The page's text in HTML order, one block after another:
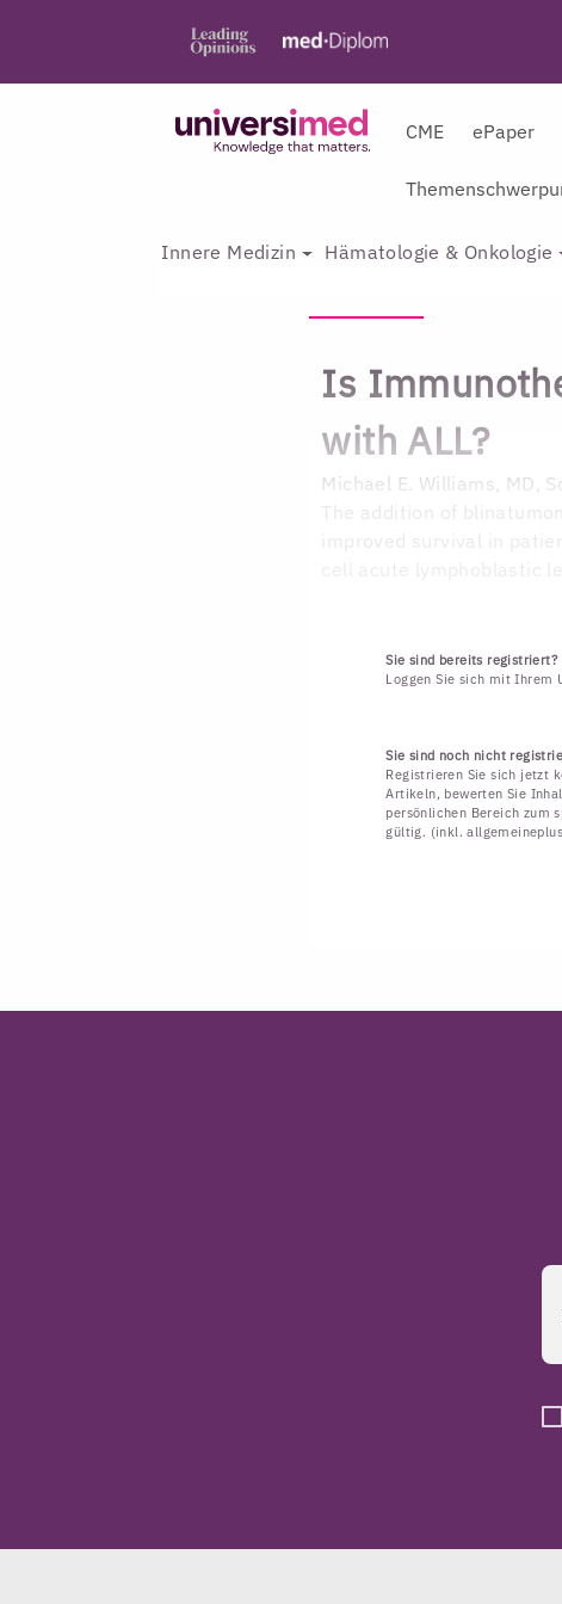
CME ePaper
Innere Medizin Hämatologie & Onkologie
Is
with ALL?
Michael E. Williams, MD,
The addition of
Sie sind bereits registriert?
Loggen Sie sich mit Ihrem
Sie sind noch nicht
Registrieren Sie sich jetzt
Artikeln, bewerten Sie
persönlichen Bereich zum
gültig. (inkl.